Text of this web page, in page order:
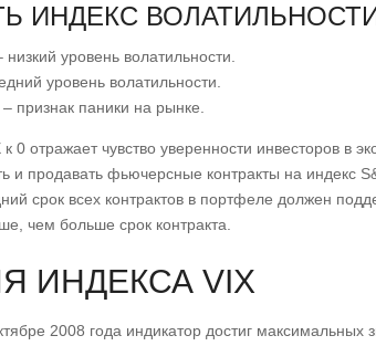
ИНДЕКС
уровень волатильности.
уровень волатильности.
признак паники на рынке.
0 отражает чувство уверенности инвесторов в
и продавать фьючерсные контракты на индекс
срок всех контрактов в портфеле должен
чем больше срок контракта.
ИНДЕКСА VIX
2008 года индикатор достиг